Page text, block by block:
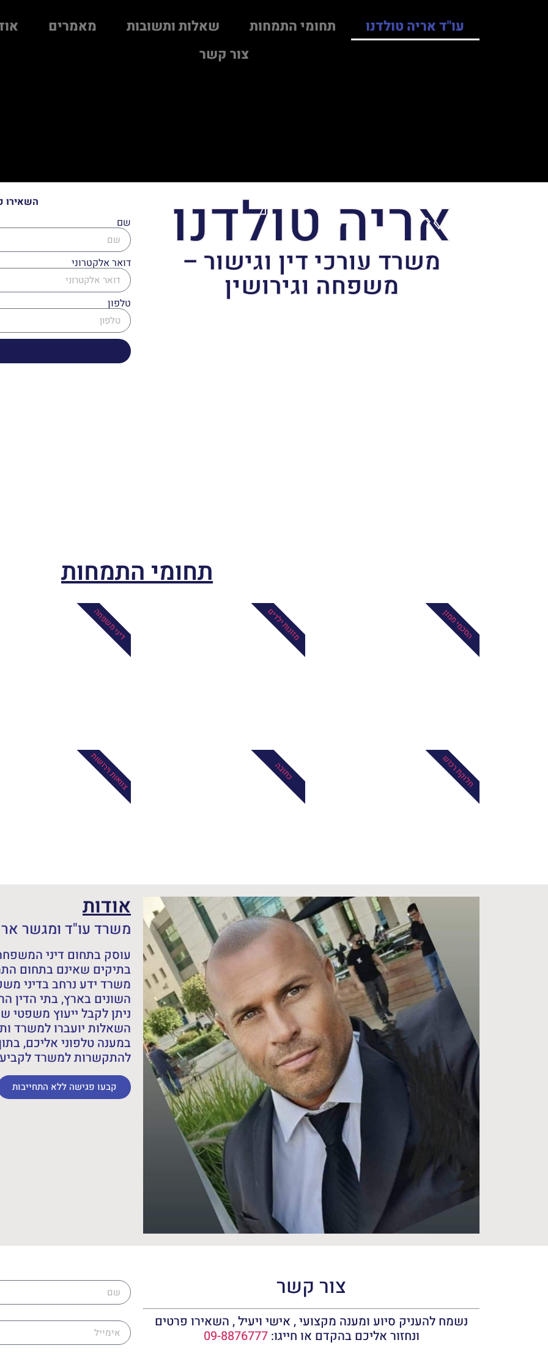
עו"ד אריה טולדנו תחומי התמחות שאלות ותשובות מאמרים
צור קשר
אריה טולדנו
משרד עורכי דין וגישור –
משפחה וגירושין
השאירו
שם
דואר אלקטרוני
טלפון
תחומי התמחות
הסכמי ממון מזונות ילדים דיני משפחה
חלוקת רכוש כתובה צוואות וירושות
אודות
משרד עו"ד ומגשר
עוסק בתחום דיני
בתיקים שאינם בתחום
משרד ידע נרחב בדיני
השונים בארץ, בתי הדין
ניתן לקבל ייעוץ
השאלות יועברו למשרד
במענה טלפוני אליכם,
להתקשרות למשרד
קבעו פגישה ללא התחייבות
צור קשר
נשמח להעניק סיוע ומענה מקצועי , אישי ויעיל , השאירו פרטים
ונחזור אליכם בהקדם או חייגו:09-8876777